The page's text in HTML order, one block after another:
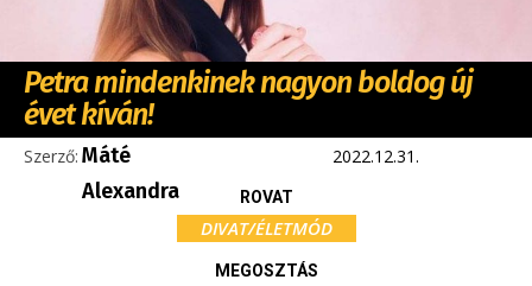
Petra mindenkinek nagyon boldog új
évet kíván!
Szerző: Máté
Alexandra
2022.12.31.
ROVAT
DIVAT/ÉLETMÓD
MEGOSZTÁS